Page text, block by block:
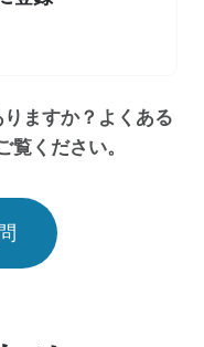
ますか？よくある
覧ください。